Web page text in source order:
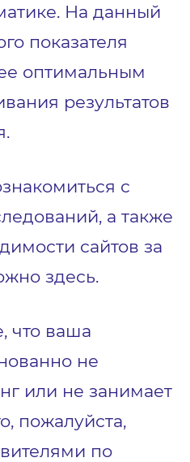
На данный
показателя
оптимальным
результатов
с
а также
сайтов за
здесь.
что ваша
не
или не занимает
пожалуйста,
по